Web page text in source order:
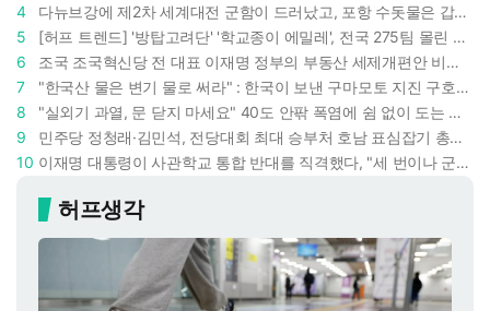
4
다뉴브강에 제2차 세계대전 군함이 드러났고, 포항 수돗물은 갑자기 짜졌다 : 폭염·가뭄이 만든 낯선 풍경
5
[허프 트렌드] '방탑고려단' '학교종이 에밀레', 전국 275팀 몰린 2026년 국립중앙박물관 분장대회 : 숨은 실력자들 나온다
6
조국 조국혁신당 전 대표 이재명 정부의 부동산 세제개편안 비판했다 : '공공주택 대전환' 촉구
7
"한국산 물은 변기 물로 써라" : 한국이 보낸 구마모토 지진 구호품에 한 일본인이 보인 반응
8
"실외기 과열, 문 닫지 마세요" 40도 안팎 폭염에 쉼 없이 도는 에어컨 : 화재 위험 경고등!
9
민주당 정청래·김민석, 전당대회 최대 승부처 호남 표심잡기 총력 : 격차 10%p 안이냐, 밖이냐
10
이재명 대통령이 사관학교 통합 반대를 직격했다, "세 번이나 군사 쿠데타 했는데 압도적 지위"
허프생각